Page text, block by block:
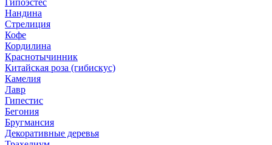
Гипоэстес
Нандина
Стрелиция
Кофе
Кордилина
Краснотычинник
Китайская роза (гибискус)
Камелия
Лавр
Гипестис
Бегония
Бругмансия
Декоративные деревья